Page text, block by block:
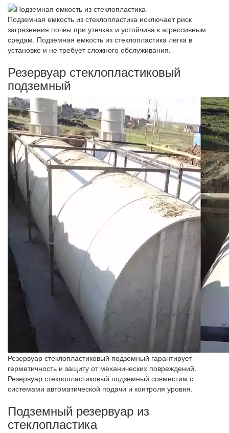
Подземная емкость из стеклопластика исключает риск
загрязнения почвы при утечках и устойчива к агрессивным
средам. Подземная емкость из стеклопластика легка в
установке и не требует сложного обслуживания.
Резервуар стеклопластиковый
подземный
Резервуар стеклопластиковый подземный гарантирует
герметичность и защиту от механических повреждений.
Резервуар стеклопластиковый подземный совместим с
системами автоматической подачи и контроля уровня.
Подземный резервуар из
стеклопластика